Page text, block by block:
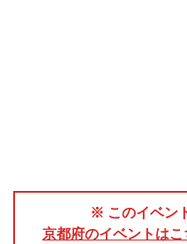
※ このイベン
京都府のイベントはこ